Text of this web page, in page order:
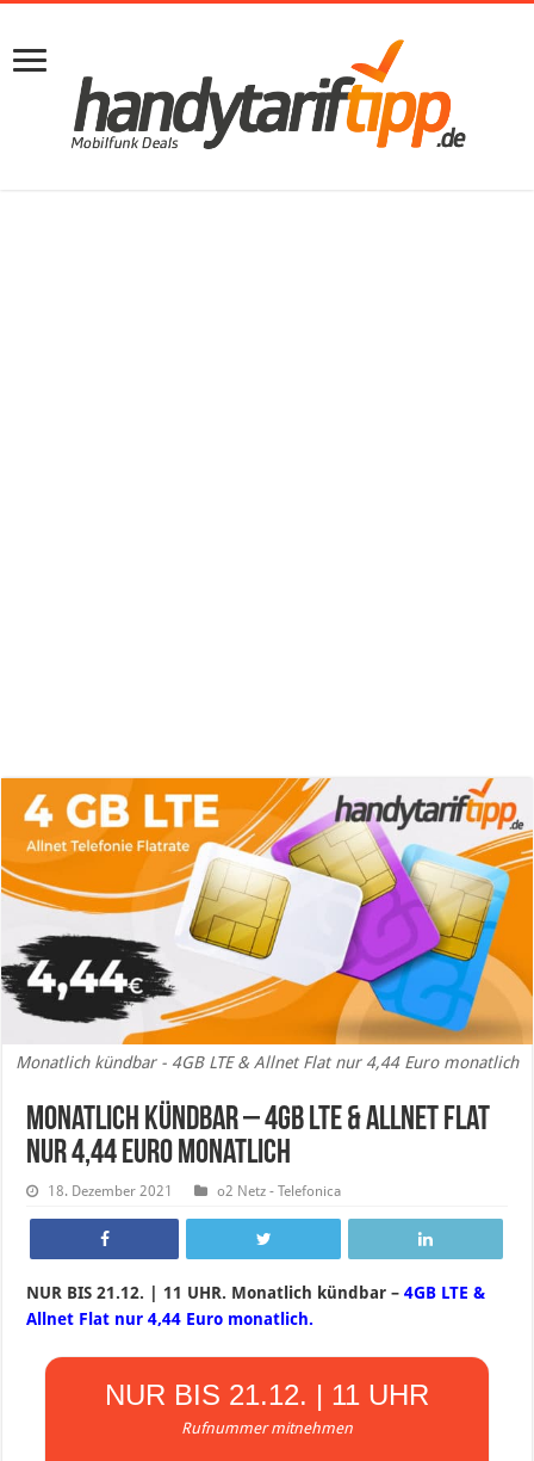
Monatlich kündbar - 4GB LTE & Allnet Flat nur 4,44 Euro monatlich
Monatlich kündbar – 4GB LTE & Allnet Flat
nur 4,44 Euro monatlich
18. Dezember 2021 o2 Netz - Telefonica
NUR BIS 21.12. | 11 UHR. Monatlich kündbar –4GB LTE &
Allnet Flat nur 4,44 Euro monatlich.
NUR BIS 21.12. | 11 UHR
Rufnummer mitnehmen